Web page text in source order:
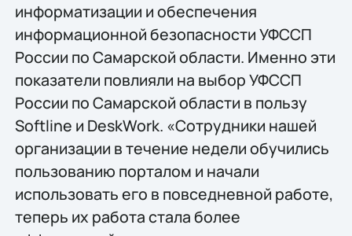
информатизации и обеспечения
информационной безопасности УФССП
России по Самарской области. Именно эти
показатели повлияли на выбор УФССП
России по Самарской области в пользу
Softline и DeskWork. «Сотрудники нашей
организации в течение недели обучились
пользованию порталом и начали
использовать его в повседневной работе,
теперь их работа стала более